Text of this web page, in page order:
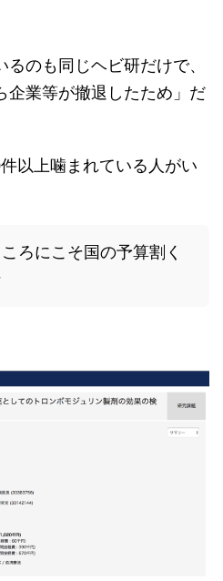
のも同じヘビ研だけで、
企業等が撤退したため」だ
以上噛まれている人がい
ろにこそ国の予算割く